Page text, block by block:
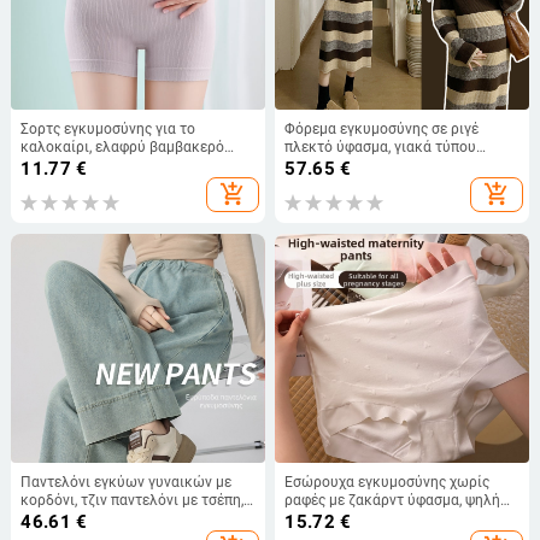
Σορτς εγκυμοσύνης για το
καλοκαίρι, ελαφρύ βαμβακερό
ύφασμα ριμπ, χαμηλή μέση, μήκος
11.77 €
add_shopping_cart
Φόρεμα εγκυμοσύνης σε ριγέ
πλεκτό ύφασμα, γιακά τύπου
λαπέλ, μακριές μανίκια, μίντι ίσια
57.65 €
add_shopping_cart
Παντελόνι εγκύων γυναικών με
κορδόνι, τζιν παντελόνι με τσέπη,
τζιν παντελόνι εγκύων γυναικών
46.61 €
Εσώρουχα εγκυμοσύνης χωρίς
ραφές με ζακάρντ ύφασμα, ψηλή
μέση για στήριξη κοιλιάς,
αντιβακτηριακό, ύφασμα βισκόζη
15.72 €